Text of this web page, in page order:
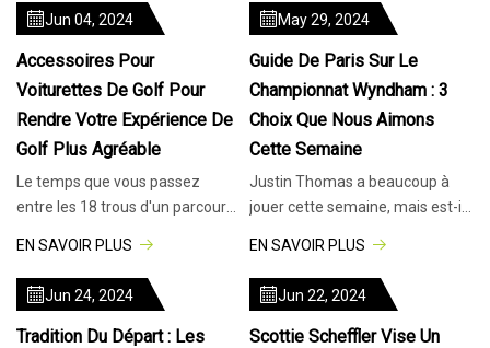
Jun 04, 2024
Accessoires Pour
Voiturettes De Golf Pour
Rendre Votre Expérience De
Golf Plus Agréable
Le temps que vous passez
entre les 18 trous d'un parcours
vous
EN SAVOIR PLUS
May 29, 2024
Guide De Paris Sur Le
Championnat Wyndham : 3
Choix Que Nous Aimons
Cette Semaine
Justin Thomas a beaucoup à
jouer cette semaine, mais est-il
EN SAVOIR PLUS
Jun 24, 2024
Tradition Du Départ : Les
Jun 22, 2024
Scottie Scheffler Vise Un